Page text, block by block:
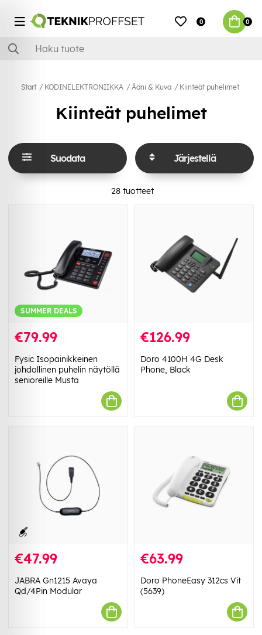
0 0
Start KODINELEKTRONIIKKA Ääni & Kuva Kiinteät puhelimet
Kiinteät puhelimet
Suodata Järjestellä
28tuotteet
SUMMER DEALS
€79.99
Fysic Isopainikkeinen
johdollinen puhelin näytöllä
senioreille Musta
€126.99
Doro 4100H 4G Desk
Phone, Black
€47.99
JABRA Gn1215 Avaya
Qd/4Pin Modular
€63.99
Doro PhoneEasy 312cs Vit
(5639)